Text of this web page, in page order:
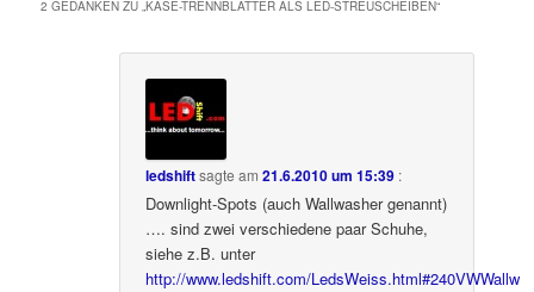
2 GEDANKEN ZU „KÄSE-TRENNBLÄTTER ALS LED-STREUSCHEIBEN“
ledshiftsagte am21.6.2010 um 15:39 :
Downlight-Spots (auch Wallwasher genannt)
…. sind zwei verschiedene paar Schuhe,
siehe z.B. unter
http://www.ledshift.com/LedsWeiss.html#240VWWallw